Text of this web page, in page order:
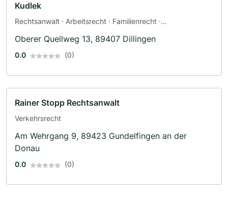
Kudlek
Rechtsanwalt · Arbeitsrecht · Familienrecht ·
Oberer Quellweg 13, 89407 Dillingen
0.0 (0)
Rainer Stopp Rechtsanwalt
Verkehrsrecht
Am Wehrgang 9, 89423 Gundelfingen an der
Donau
0.0 (0)